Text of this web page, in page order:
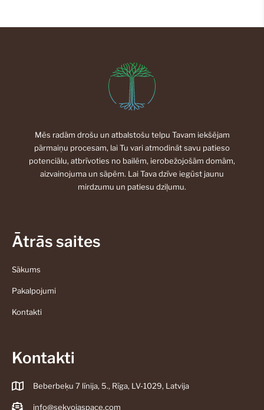
Mēs radām drošu un atbalstošu telpu Tavam iekšējam
pārmaiņu procesam, lai Tu vari atmodināt savu patieso
potenciālu, atbrīvoties no bailēm, ierobežojošām domām,
aizvainojuma un sāpēm. Lai Tava dzīve iegūst jaunu
mirdzumu un patiesu dziļumu.
Ātrās saites
Sākums
Pakalpojumi
Kontakti
Kontakti
Beberbeķu 7 līnija, 5., Rīga, LV-1029, Latvija
info@sekvoiaspace.com